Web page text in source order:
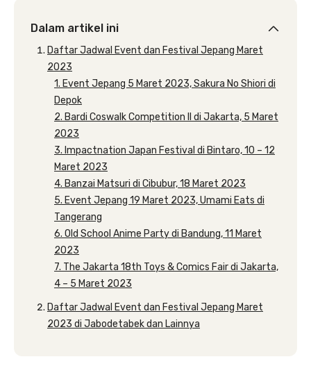
Dalam artikel ini
Daftar Jadwal Event dan Festival Jepang Maret
2023
1. Event Jepang 5 Maret 2023, Sakura No Shiori di
Depok
2. Bardi Coswalk Competition II di Jakarta, 5 Maret
2023
3. Impactnation Japan Festival di Bintaro, 10 – 12
Maret 2023
4. Banzai Matsuri di Cibubur, 18 Maret 2023
5. Event Jepang 19 Maret 2023, Umami Eats di
Tangerang
6. Old School Anime Party di Bandung, 11 Maret
2023
7. The Jakarta 18th Toys & Comics Fair di Jakarta,
4 – 5 Maret 2023
Daftar Jadwal Event dan Festival Jepang Maret
2023 di Jabodetabek dan Lainnya